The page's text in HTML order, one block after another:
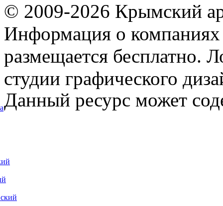
© 2009-2026 Крымский
Информация о компаниях
размещается бесплатно.
студии графического
Данный ресурс может